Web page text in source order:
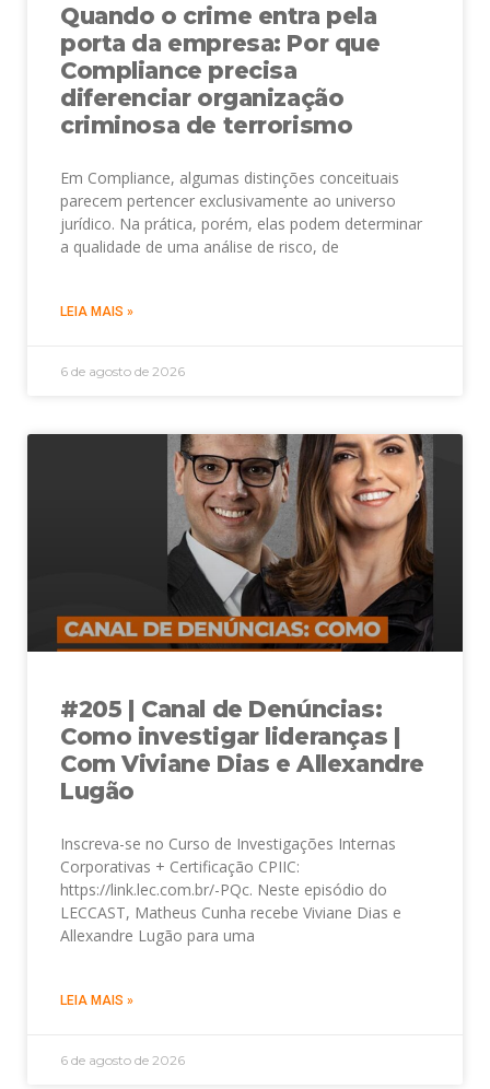
Quando o crime entra pela
porta da empresa: Por que
Compliance precisa
diferenciar organização
criminosa de terrorismo
Em Compliance, algumas distinções conceituais
parecem pertencer exclusivamente ao universo
jurídico. Na prática, porém, elas podem determinar
a qualidade de uma análise de risco, de
LEIA MAIS »
6 de agosto de 2026
#205 | Canal de Denúncias:
Como investigar lideranças |
Com Viviane Dias e Allexandre
Lugão
Inscreva-se no Curso de Investigações Internas
Corporativas + Certificação CPIIC:
https://link.lec.com.br/-PQc. Neste episódio do
LECCAST, Matheus Cunha recebe Viviane Dias e
Allexandre Lugão para uma
LEIA MAIS »
6 de agosto de 2026